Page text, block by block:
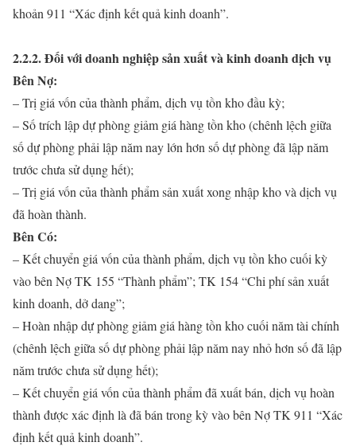
khoản 911 “Xác định kết quả kinh doanh”.
2.2.2. Đối với doanh nghiệp sản xuất và kinh doanh dịch vụ
Bên Nợ:
– Trị giá vốn của thành phẩm, dịch vụ tồn kho đầu kỳ;
– Số trích lập dự phòng giảm giá hàng tồn kho (chênh lệch giữa
số dự phòng phải lập năm nay lớn hơn số dự phòng đã lập năm
trước chưa sử dụng hết);
– Trị giá vốn của thành phẩm sản xuất xong nhập kho và dịch vụ
đã hoàn thành.
Bên Có:
– Kết chuyển giá vốn của thành phẩm, dịch vụ tồn kho cuối kỳ
vào bên Nợ TK 155 “Thành phẩm”; TK 154 “Chi phí sản xuất
kinh doanh, dở dang”;
– Hoàn nhập dự phòng giảm giá hàng tồn kho cuối năm tài chính
(chênh lệch giữa số dự phòng phải lập năm nay nhỏ hơn số đã lập
năm trước chưa sử dụng hết);
– Kết chuyển giá vốn của thành phẩm đã xuất bán, dịch vụ hoàn
thành được xác định là đã bán trong kỳ vào bên Nợ TK 911 “Xác
định kết quả kinh doanh”.